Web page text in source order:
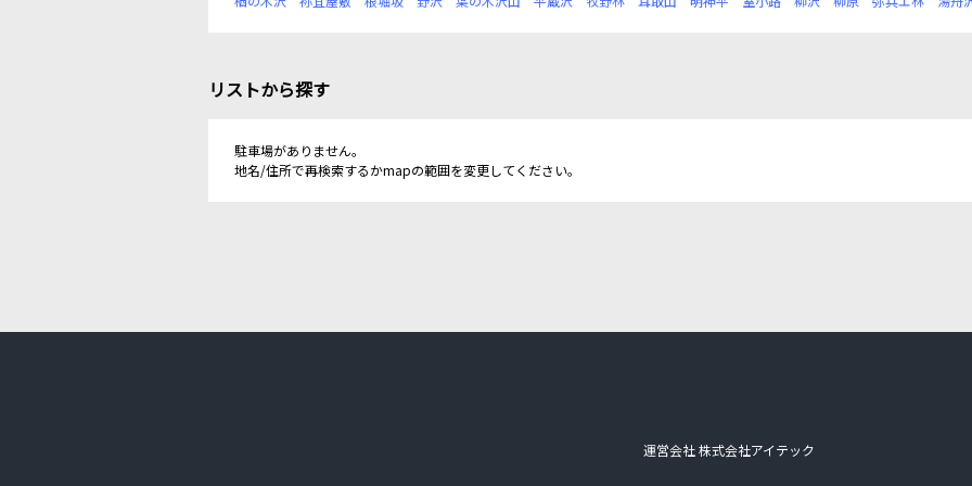
リストから探す
駐車場がありません。
地名/住所で再検索するかmapの範囲を変更してください。
運営会社 株式会社アイテック